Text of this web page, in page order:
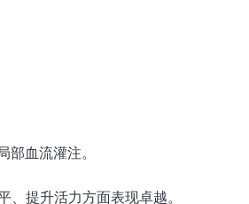
部血流灌注。
、提升活力方面表现卓越。